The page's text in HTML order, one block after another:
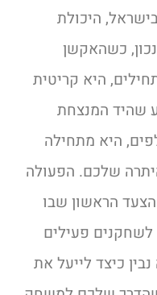
היכולת
כשהאקשן
היא קריטית
שהיד המנצחת
היא מתחילה
שלכם. הפעולה
הראשון שבו
פעילים
כיצד לייעל את